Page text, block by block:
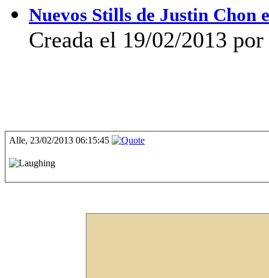
Nuevos Stills de Justin Chon
Creada el 19/02/2013
Alle, 23/02/2013 06:15:45